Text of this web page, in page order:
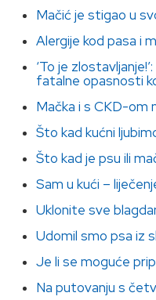
Mačić je stigao u
Alergije kod pasa i
‘To je
fatalne opasnosti
Mačka i s CKD-om
Što kad kućni
Što kad je psu ili
Sam u kući –
Uklonite sve
Udomil smo psa iz
Je li se moguće
Na putovanju s